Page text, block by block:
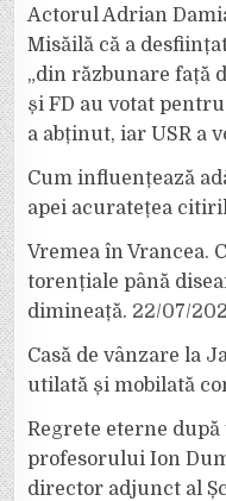
Actorul Adrian
Misăilă că a
„din răzbunare față
și FD au votat
a abținut, iar USR a
Cum influențează
apei acuratețea
Vremea în Vrancea.
torențiale până
dimineață. 22/07/
Casă de vânzare la
utilată și mobilată
Regrete eterne
profesorului Ion
director adjunct al